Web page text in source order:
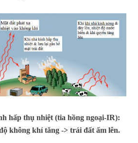
hấp thụ nhiệt (tia hồng ngoại-IR):
không khí tăng -> trái đất ấm lên.